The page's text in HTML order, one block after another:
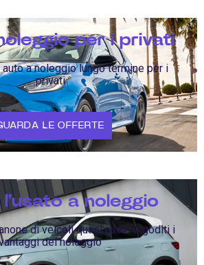
per i privati
a noleggio lungo termine per i
privati
LE OFFERTE
a noleggio
di veicoli quasi nuovi e goditi i
del noleggio